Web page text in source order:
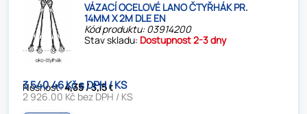
VÁZACÍ OCELOVÉ LANO ČTYŘHÁK PR.
14MM X 2M DLE EN
Kód produktu: 03914200
Stav skladu: Dostupnost 2-3 dny
Nosnost:4,35 / 3,15 t
3 540.46 Kč s DPH / KS
2 926.00 Kč bez DPH / KS